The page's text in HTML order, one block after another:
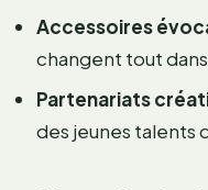
Accessoires
changent tout
Partenariats
des jeunes talents